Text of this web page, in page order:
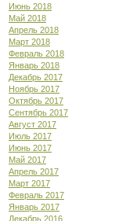
Июнь 2018
Май 2018
Апрель 2018
Март 2018
Февраль 2018
Январь 2018
Декабрь 2017
Ноябрь 2017
Октябрь 2017
Сентябрь 2017
Август 2017
Июль 2017
Июнь 2017
Май 2017
Апрель 2017
Март 2017
Февраль 2017
Январь 2017
Декабрь 2016